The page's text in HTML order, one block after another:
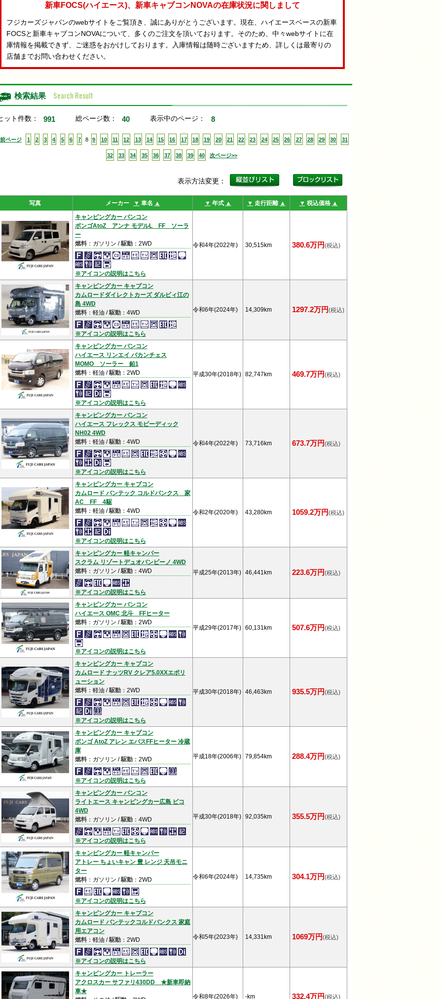
新車FOCS(ハイエース)、新車キャブコンNOVAの在庫状況に関しまして
フジカーズジャパンのwebサイトをご覧頂き、誠にありがとうございます。現在、ハイエースベースの新車
FOCSと新車キャブコンNOVAについて、多くのご注文を頂いております。そのため、中々webサイトに在
庫情報を掲載できず、ご迷惑をおかけしております。入庫情報は随時ございますため、詳しくは最寄りの
店舗までお問い合わせください。
検索結果 Search Result
ット件数： 991 総ページ数： 40 表示中のページ： 8
ページ 1 2 3 4 5 6 7 8 9 10 11 12 13 14 15 16 17 18 19 20 21 22 23 24 25 26 27 28 29 30 31
32 33 34 35 36 37 38 39 40 次ページ>>
表示方法変更：
写真 メーカー ▼ 車名 ▲ ▼ 年式 ▲ ▼ 走行距離 ▲ ▼ 税込価格 ▲
キャンピングカー バンコン
ボンゴAtoZ アンナ モデルL FF ソーラ
ー
燃料：ガソリン /駆動：2WD
※アイコンの説明はこちら
令和4年(2022年) 30,515km 380.6万円(税込)
キャンピングカー キャブコン
カムロードダイレクトカーズ ダルビィ江の
島 4WD
燃料：軽油 /駆動：4WD
※アイコンの説明はこちら
令和6年(2024年) 14,309km 1297.2万円(税込)
キャンピングカー バンコン
ハイエース リンエイ バカンチェス
MOMO ソーラー 鉛1
燃料：軽油 /駆動：2WD
※アイコンの説明はこちら
平成30年(2018年) 82,747km 469.7万円(税込)
キャンピングカー バンコン
ハイエース フレックス モビーディック
NH02 4WD
燃料：軽油 /駆動：4WD
※アイコンの説明はこちら
令和4年(2022年) 73,716km 673.7万円(税込)
キャンピングカー キャブコン
カムロード バンテック コルドバンクス 家
AC FF 4駆
燃料：軽油 /駆動：4WD
※アイコンの説明はこちら
令和2年(2020年) 43,280km 1059.2万円(税込)
キャンピングカー 軽キャンパー
スクラム リゾートデュオバンビーノ 4WD
燃料：ガソリン /駆動：4WD
※アイコンの説明はこちら
平成25年(2013年) 46,441km 223.6万円(税込)
キャンピングカー バンコン
ハイエース OMC 北斗 FFヒーター
燃料：ガソリン /駆動：2WD
※アイコンの説明はこちら
平成29年(2017年) 60,131km 507.6万円(税込)
キャンピングカー キャブコン
カムロード ナッツRV クレア5.0XXエボリ
ューション
燃料：軽油 /駆動：2WD
※アイコンの説明はこちら
平成30年(2018年) 46,463km 935.5万円(税込)
キャンピングカー キャブコン
ボンゴ AtoZ アレン エバスFFヒーター 冷蔵
庫
燃料：ガソリン /駆動：2WD
※アイコンの説明はこちら
平成18年(2006年) 79,854km 288.4万円(税込)
キャンピングカー バンコン
ライトエース キャンピングカー広島 ピコ
4WD
燃料：ガソリン /駆動：4WD
※アイコンの説明はこちら
平成30年(2018年) 92,035km 355.5万円(税込)
キャンピングカー 軽キャンパー
アトレー ちょいキャン 豊 レンジ 天吊モニ
ター
燃料：ガソリン /駆動：2WD
※アイコンの説明はこちら
令和6年(2024年) 14,735km 304.1万円(税込)
キャンピングカー キャブコン
カムロード バンテックコルドバンクス 家庭
用エアコン
燃料：軽油 /駆動：2WD
※アイコンの説明はこちら
令和5年(2023年) 14,331km 1069万円(税込)
キャンピングカー トレーラー
アクロスカー サファリ430DD ★新車即納
車★
令和8年(2026年) -km 332.4万円(税込)